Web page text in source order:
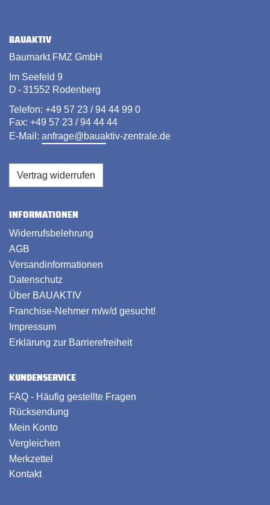
BAUAKTIV
Baumarkt FMZ GmbH
Im Seefeld 9
D - 31552 Rodenberg
Telefon: +49 57 23 / 94 44 99 0
Fax: +49 57 23 / 94 44 44
E-Mail: anfrage@bauaktiv-zentrale.de
Vertrag widerrufen
INFORMATIONEN
Widerrufsbelehrung
AGB
Versandinformationen
Datenschutz
Über BAUAKTIV
Franchise-Nehmer m/w/d gesucht!
Impressum
Erklärung zur Barrierefreiheit
KUNDENSERVICE
FAQ - Häufig gestellte Fragen
Rücksendung
Mein Konto
Vergleichen
Merkzettel
Kontakt